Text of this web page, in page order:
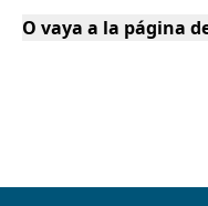
O vaya a la página